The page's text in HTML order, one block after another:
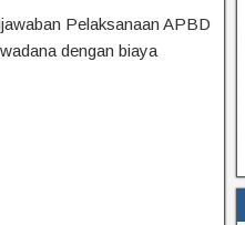
Pelaksanaan APBD
dengan biaya